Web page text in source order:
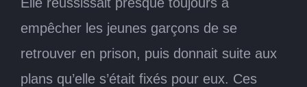
empêcher les jeunes garçons de se
retrouver en prison, puis donnait suite aux
plans qu’elle s’était fixés pour eux. Ces